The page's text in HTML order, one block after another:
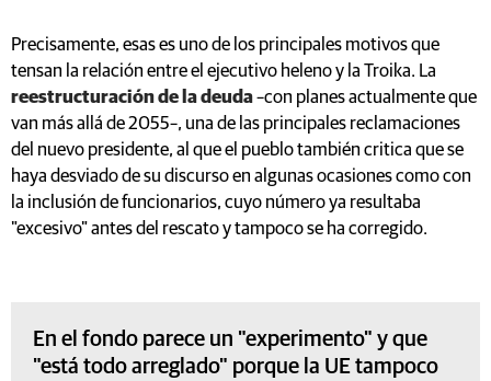
Precisamente, esas es uno de los principales motivos que
tensan la relación entre el ejecutivo heleno y la Troika. La
reestructuración de la deuda–con planes actualmente que
van más allá de 2055–, una de las principales reclamaciones
del nuevo presidente, al que el pueblo también critica que se
haya desviado de su discurso en algunas ocasiones como con
la inclusión de funcionarios, cuyo número ya resultaba
"excesivo" antes del rescato y tampoco se ha corregido.
En el fondo parece un "experimento" y que
"está todo arreglado" porque la UE tampoco